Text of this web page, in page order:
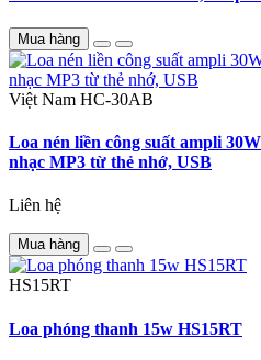
Mua hàng
Việt Nam HC-30AB
Loa nén liền công suất ampli
nhạc MP3 từ thẻ nhớ, USB
Liên hệ
Mua hàng
HS15RT
Loa phóng thanh 15w HS15RT